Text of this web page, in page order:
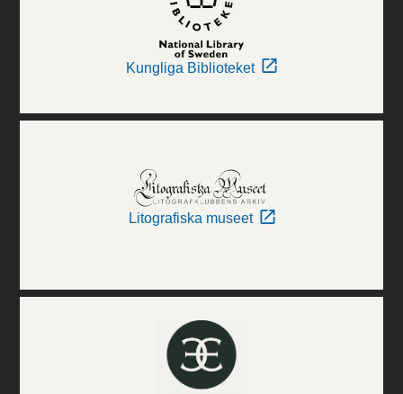
Kungliga Biblioteket
Litografiska museet